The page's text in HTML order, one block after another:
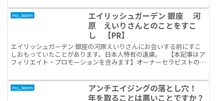
my_boom
エイリッシュガーデン 銀座 河
原 えいりさんとのことをすこ
し 【PR】
エイリッシュガーデン 銀座の河原えいりさんにお会いする前にすこ
しおもっていたことがあります。日本人特有の遠慮。 【本記事はア
フィリエイト・プロモーションを含みます】オーナーセラピストの河
my_boom
アンチエイジングの落とし穴！
年を取ることは悪いことですか？